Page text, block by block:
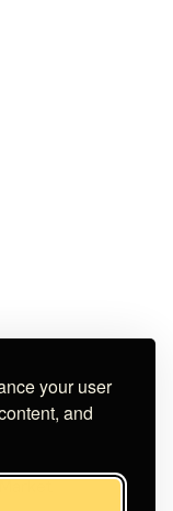
your user
and